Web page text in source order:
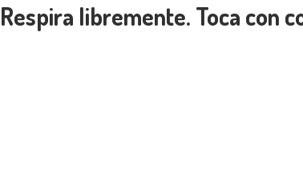
Respira libremente. Toca con